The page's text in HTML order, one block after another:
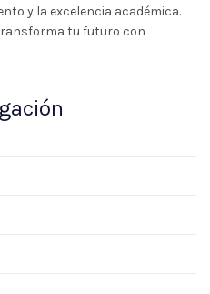
y la excelencia académica.
tu futuro con